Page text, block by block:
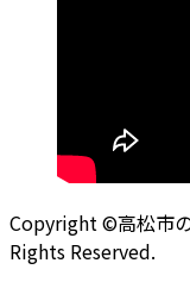
Copyright ©高松市
Rights Reserved.